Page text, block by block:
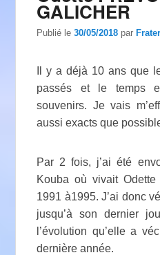
GALICHER
Publié le30/05/2018 par
Il y a déjà 10 ans que
passés et le temps
souvenirs. Je vais
aussi exacts que
Par 2 fois, j’ai été
Kouba où vivait
1991 à1995. J’ai donc
jusqu’à son dernier
l’évolution qu’elle a
dernière année.